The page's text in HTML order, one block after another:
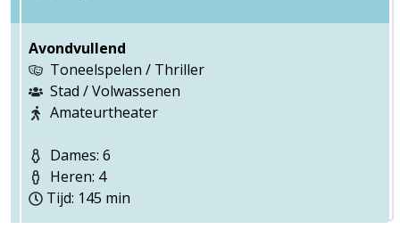
Avondvullend
Toneelspelen / Thriller
Stad / Volwassenen
Amateurtheater
Dames: 6
Heren: 4
Tijd: 145 min